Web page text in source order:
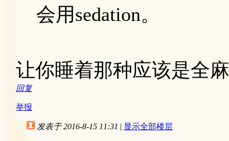
会用sedation。
让你睡着那种应该是全麻
回复
举报
发表于 2016-8-15 11:31 | 显示全部楼层